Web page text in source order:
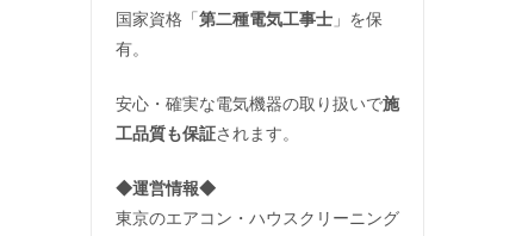
国家資格「第二種電気工事士 」を保
有。
安心・確実な電気機器の取り扱いで施
工品質も保証されます。
◆運営情報◆
東京のエアコン・ハウスクリーニング